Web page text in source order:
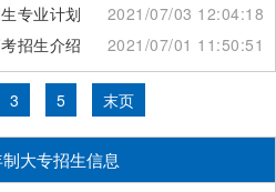
专业计划
2021/07/03 12:04:18
招生介绍
2021/07/01 11:50:51
3 5 末页
大专招生信息